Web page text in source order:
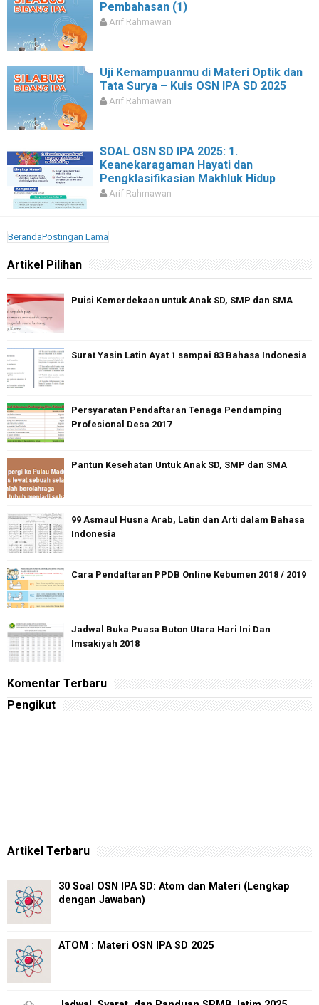
Pembahasan (1)
Arif Rahmawan
Uji Kemampuanmu di Materi Optik dan
Tata Surya – Kuis OSN IPA SD 2025
Arif Rahmawan
SOAL OSN SD IPA 2025: 1.
Keanekaragaman Hayati dan
Pengklasifikasian Makhluk Hidup
Arif Rahmawan
Postingan Lama
Beranda
Artikel Pilihan
Puisi Kemerdekaan untuk Anak SD, SMP dan SMA
Surat Yasin Latin Ayat 1 sampai 83 Bahasa Indonesia
Persyaratan Pendaftaran Tenaga Pendamping
Profesional Desa 2017
Pantun Kesehatan Untuk Anak SD, SMP dan SMA
99 Asmaul Husna Arab, Latin dan Arti dalam Bahasa
Indonesia
Cara Pendaftaran PPDB Online Kebumen 2018 / 2019
Jadwal Buka Puasa Buton Utara Hari Ini Dan
Imsakiyah 2018
Komentar Terbaru
Pengikut
Artikel Terbaru
30 Soal OSN IPA SD: Atom dan Materi (Lengkap
dengan Jawaban)
ATOM : Materi OSN IPA SD 2025